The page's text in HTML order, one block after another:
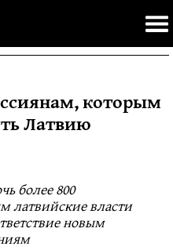
которым
Латвию
более 800
латвийские власти
новым